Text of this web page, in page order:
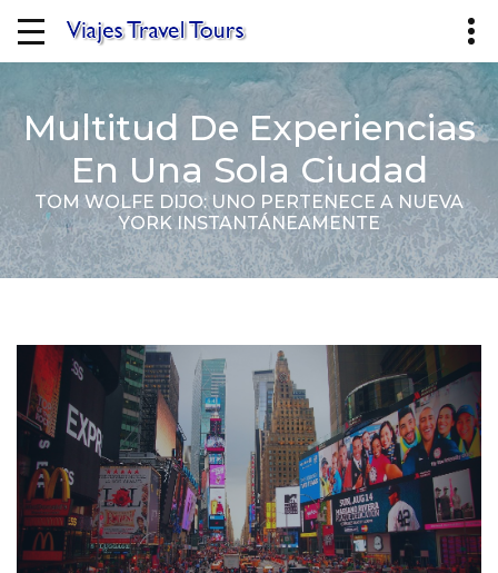
Multitud De Experiencias
En Una Sola Ciudad
TOM WOLFE DIJO: UNO PERTENECE A NUEVA
YORK INSTANTÁNEAMENTE